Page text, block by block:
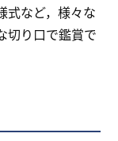
式など，様々な
切り口で鑑賞で